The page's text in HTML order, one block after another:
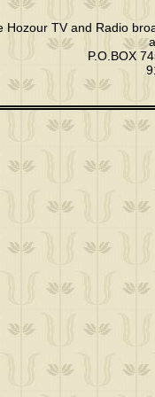
Hozour TV and Radio
P.O.BOX